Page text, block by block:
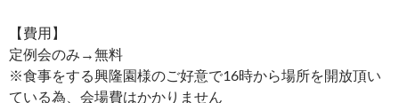
【費用】
定例会のみ→無料
※食事をする興隆園様のご好意で16時から場所を開放頂い
ている為、会場費はかかりません